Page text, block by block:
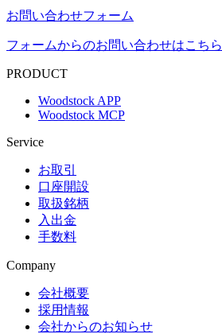
お問い合わせフォーム
フォームからのお問い合わせはこちら
PRODUCT
Woodstock APP
Woodstock MCP
Service
お取引
口座開設
取扱銘柄
入出金
手数料
Company
会社概要
採用情報
会社からのお知らせ